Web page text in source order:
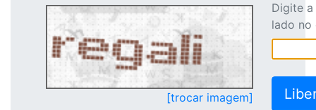
[trocar imagem]
Digite
lado no